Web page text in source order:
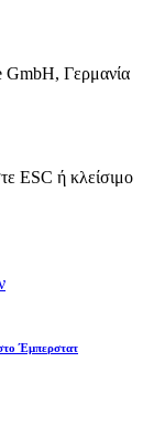
Γερμανία
ESC ή κλείσιμο
Έμπερστατ